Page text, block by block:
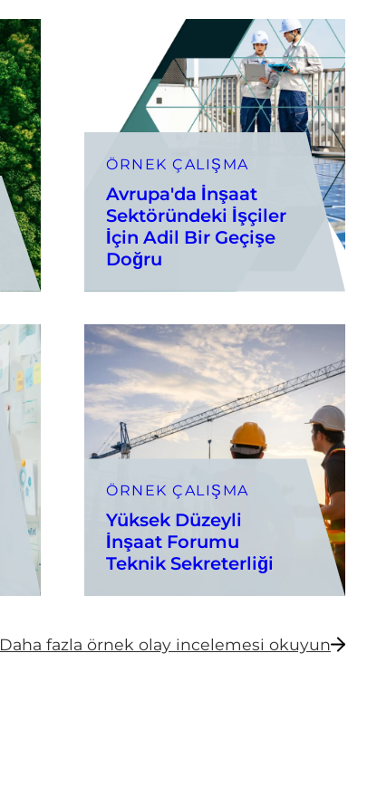
ÖRNEK ÇALIŞMA
Avrupa'da İnşaat
Sektöründeki İşçiler
İçin Adil Bir Geçişe
Doğru
ÖRNEK ÇALIŞMA
Yüksek Düzeyli
İnşaat Forumu
Teknik Sekreterliği
Daha fazla örnek olay incelemesi okuyun